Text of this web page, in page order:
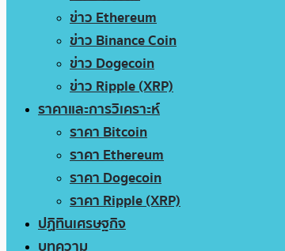
ข่าว Ethereum
ข่าว Binance Coin
ข่าว Dogecoin
ข่าว Ripple (XRP)
ราคาและการวิเคราะห์
ราคา Bitcoin
ราคา Ethereum
ราคา Dogecoin
ราคา Ripple (XRP)
ปฏิทินเศรษฐกิจ